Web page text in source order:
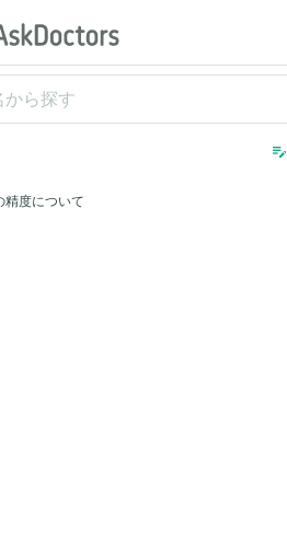
edit_note
精度について